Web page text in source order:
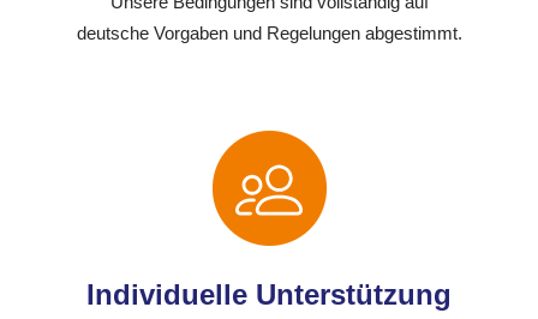
deutsche Vorgaben und Regelungen abgestimmt.
Individuelle Unterstützung